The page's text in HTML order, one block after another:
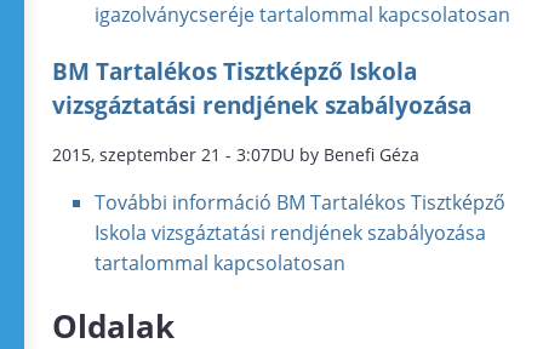
igazolványcseréje tartalommal kapcsolatosan
BM Tartalékos Tisztképző Iskola
vizsgáztatási rendjének szabályozása
2015, szeptember 21 - 3:07DU by Benefi Géza
További információ BM Tartalékos Tisztképző
Iskola vizsgáztatási rendjének szabályozása
tartalommal kapcsolatosan
Oldalak